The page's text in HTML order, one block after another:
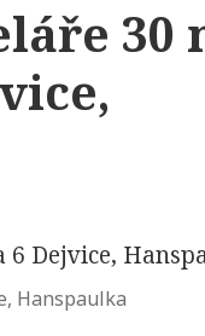
30
Hanspaulka